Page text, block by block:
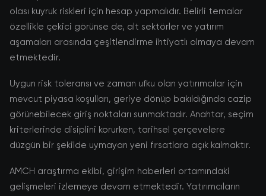
olası kuyruk riskleri için hesap yapmalıdır. Belirli temalar
özellikle çekici görünse de, alt sektörler ve yatırım
aşamaları arasında çeşitlendirme ihtiyatlı olmaya devam
etmektedir.
Uygun risk toleransı ve zaman ufku olan yatırımcılar için
mevcut piyasa koşulları, geriye dönüp bakıldığında cazip
görünebilecek giriş noktaları sunmaktadır. Anahtar, seçim
kriterlerinde disiplini korurken, tarihsel çerçevelere
düzgün bir şekilde uymayan yeni fırsatlara açık kalmaktır.
AMCH araştırma ekibi, girişim haberleri ortamındaki
gelişmeleri izlemeye devam etmektedir. Yatırımcıların